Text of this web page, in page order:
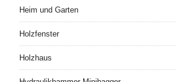
Heim und Garten
Holzfenster
Holzhaus